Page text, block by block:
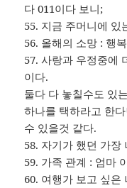
다 011이다 보니;
55. 지금 주머니에 있
56. 올해의 소망 : 행
57. 사랑과 우정중에
이다.
둘다 다 놓칠수도 있
하나를 택하라고 한
수 있을것 같다.
58. 자기가 했던 가장
59. 가족 관계 : 엄마
60. 여행가 보고 싶은